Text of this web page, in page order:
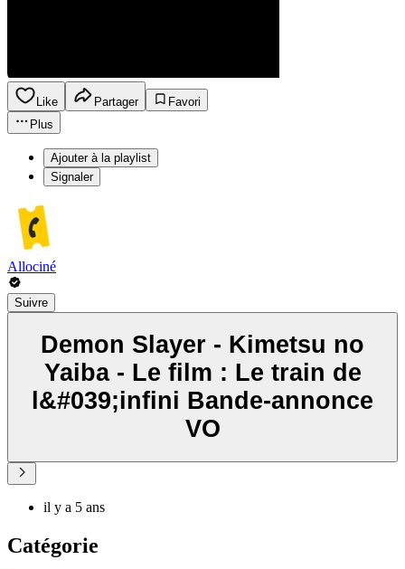
Like Partager
Favori
Plus
Ajouter à la playlist
Signaler
Allociné
Suivre
Demon Slayer - Kimetsu no
Yaiba - Le film : Le train de
l&#039;infini Bande-annonce
VO
il y a 5 ans
Catégorie